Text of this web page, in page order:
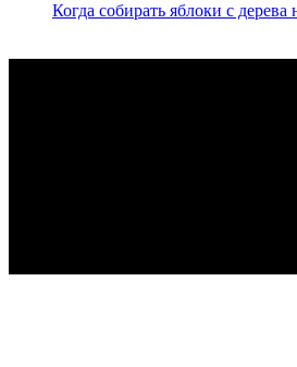
Когда собирать яблоки с